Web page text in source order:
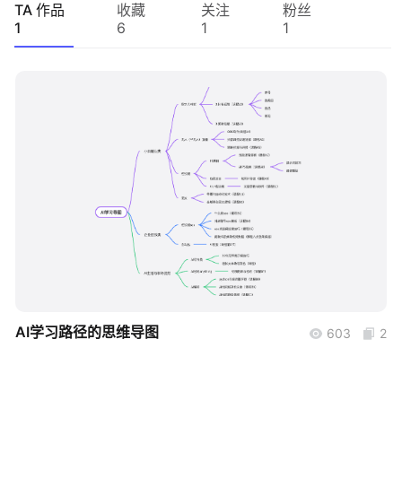
TA 作品
1
收藏
6
关注
1
粉丝
1
boardmix
AI学习路径的思维导图 603 2